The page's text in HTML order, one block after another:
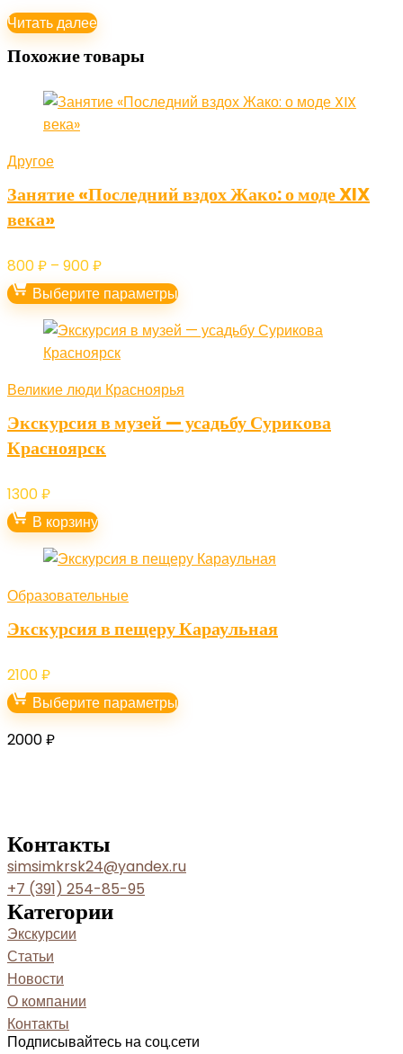
Читать далее
Похожие товары
Другое
Занятие «Последний вздох Жако: о моде XIX
века»
800₽ – 900₽Диапазон
цен:
800 ₽
–
900 ₽
Выберите параметры
Великие люди Красноярья
Экскурсия в музей — усадьбу Сурикова
Красноярск
1300₽
В корзину
Образовательные
Экскурсия в пещеру Караульная
2100₽
Выберите параметры
2000₽
Контакты
simsimkrsk24@yandex.ru
+7 (391) 254-85-95
Категории
Экскурсии
Статьи
Новости
О компании
Контакты
Подписывайтесь на соц.сети